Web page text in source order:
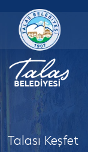
Talası Keşfet